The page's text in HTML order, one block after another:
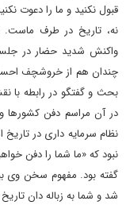
قبول نکنید و ما را دعوت
نه، تاریخ در طرف ماست.
واکنش شدید حضار در
چندان هم از خروشچف
بحث و گفتگو در رابطه
در آن مراسم دفن کشورها
نظام سرمایه داری در
نبود که «ما شما را دفن
گفته بود. مفهوم سخن وی
شد و شما به زباله دان